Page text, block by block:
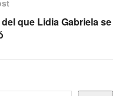
que Lidia Gabriela se